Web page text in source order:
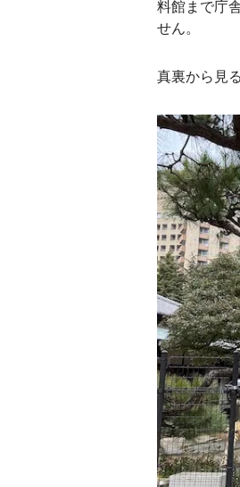
料館まで庁
せん。
真裏から見